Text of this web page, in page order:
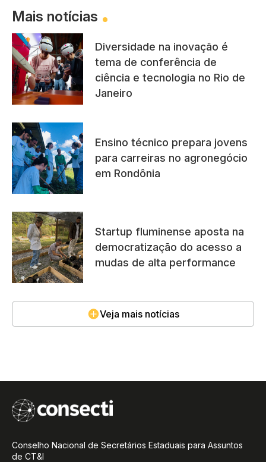
Mais notícias
Diversidade na inovação é
tema de conferência de
ciência e tecnologia no Rio de
Janeiro
Ensino técnico prepara jovens
para carreiras no agronegócio
em Rondônia
Startup fluminense aposta na
democratização do acesso a
mudas de alta performance
Veja mais notícias
Conselho Nacional de Secretários Estaduais para Assuntos
de CT&I